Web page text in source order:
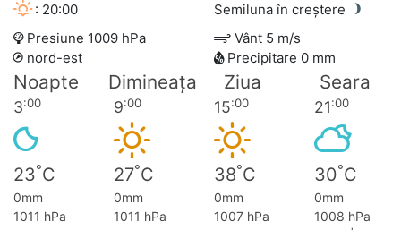
: 20:00
Semiluna în creștere
Presiune 1009 hPa
Vânt 5 m/s
nord-est
Precipitare 0 mm
Noapte Dimineața Ziua Seara
3:00 9:00 15:00 21:00
23°C 27°C 38°C 30°C
0mm 0mm 0mm
0mm
1011 hPa
1011 hPa 1007 hPa
1008 hPa